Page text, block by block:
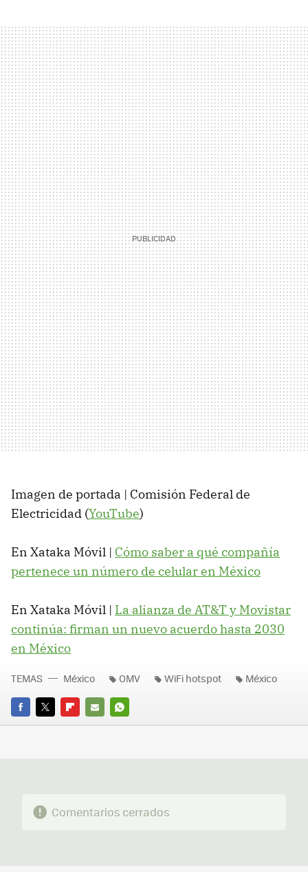
Imagen de portada | Comisión Federal de
Electricidad (YouTube)
En Xataka Móvil | Cómo saber a qué compañía
pertenece un número de celular en México
En Xataka Móvil | La alianza de AT&T y Movistar
continúa: firman un nuevo acuerdo hasta 2030
en México
FACEBOOK
TWITTERFLIPBOARD
E-
WHATSAPP
TEMAS México OMV WiFi hotspot México
Comentarios cerrados